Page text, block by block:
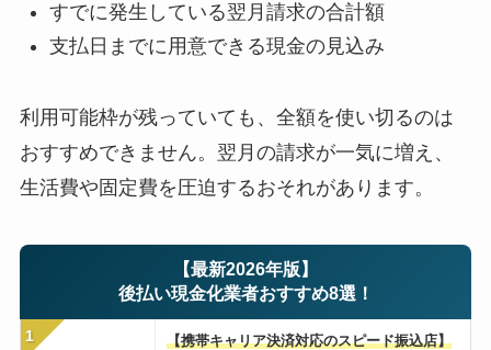
すでに発生している翌月請求の合計額
支払日までに用意できる現金の見込み
利用可能枠が残っていても、全額を使い切るのは
おすすめできません。翌月の請求が一気に増え、
生活費や固定費を圧迫するおそれがあります。
【最新2026年版】
後払い現金化業者おすすめ8選！
1 【携帯キャリア決済対応のスピード振込店】